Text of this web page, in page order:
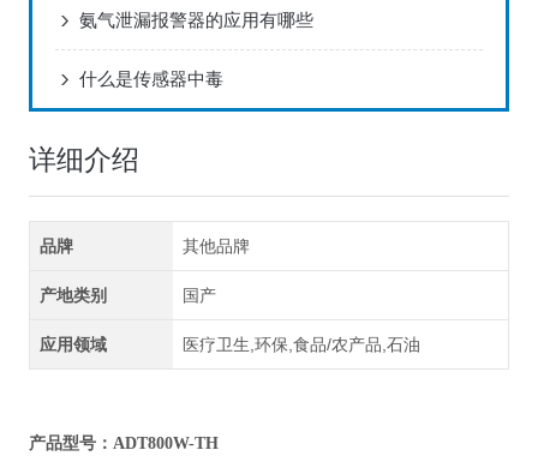
氨气泄漏报警器的应用有哪些
什么是传感器中毒
详细介绍
品牌 其他品牌
产地类别 国产
应用领域 医疗卫生,环保,食品/农产品,石油
产品型号：ADT800W-TH